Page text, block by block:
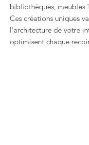
bibliothèques, meubles
Ces créations uniques
l'architecture de votre
optimisent chaque